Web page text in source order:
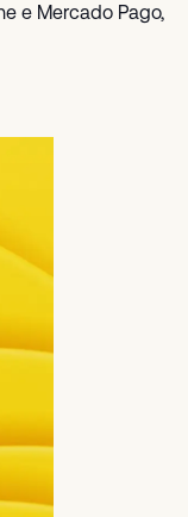
e Mercado Pago,